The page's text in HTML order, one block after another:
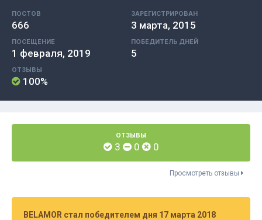
ПОСТОВ
666
ЗАРЕГИСТРИРОВАН
3 марта, 2015
ПОСЕЩЕНИЕ
1 февраля, 2019
ПОБЕДИТЕЛЬ ДНЕЙ
5
ОТЗЫВЫ
100%
ОТЗЫВЫ
3 0 0
Просмотреть отзывы
BELAMOR стал победителем дня 17 марта 2018